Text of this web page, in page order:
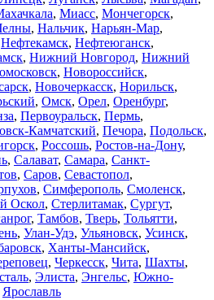
, Миасс, Мончегорск,
, Нальчик, Нарьян-Мар,
Нефтекамск, Нефтеюганск,
, Нижний Новгород, Нижний
, Новороссийск,
, Новочеркасск, Норильск,
, Омск, Орел, Оренбург,
, Первоуральск, Пермь,
Камчатский, Печора, Подольск,
, Россошь, Ростов-на-Дону,
, Салават, Самара, Санкт-
, Саров, Севастопол,
, Симферополь, Смоленск,
Оскол, Стерлитамак, Сургут,
, Тамбов, Тверь, Тольятти,
, Улан-Удэ, Ульяновск, Усинск,
, Ханты-Мансийск,
, Черкесск, Чита, Шахты,
, Элиста, Энгельс, Южно-
Ярославль